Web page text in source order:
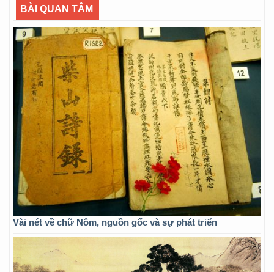
BÀI QUAN TÂM
Vài nét về chữ Nôm, nguồn gốc và sự phát triển